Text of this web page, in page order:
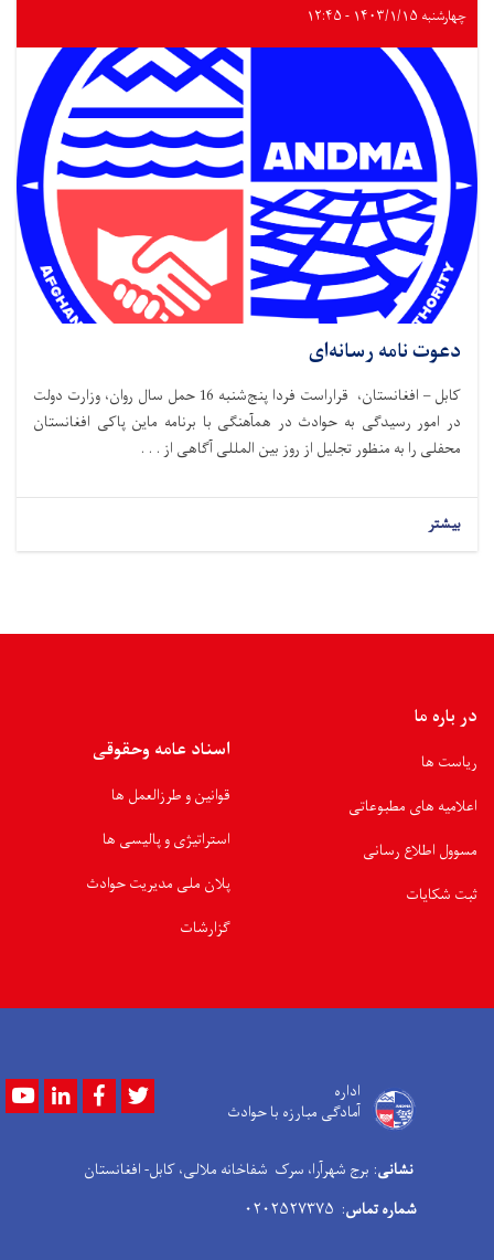
چهارشنبه ۱۴۰۳/۱/۱۵ - ۱۲:۴۵
دعوت نامه رسانه‌ای
کابل – افغانستان، قراراست فردا پنج‌شنبه 16 حمل سال روان، وزارت دولت
در امور رسیدگی به حوادث در همآهنگی با برنامه ماین پاکی افغانستان
محفلی را به منظور تجلیل از روز بین المللی آگاهی از . . .
بیشتر
در باره ما
ریاست ها
اعلامیه های مطبوعاتی
مسوول اطلاع رسانی
ثبت شکایات
اسناد عامه وحقوقی
قوانین و طرزالعمل ها
استراتیژی و پالیسی ها
پلان ملی مدیریت حوادث
گزارشات
اداره
آمادگی مبارزه با حوادث
YoutubeLinkedInFacebook
نشانی: برج شهرآرا، سرک شفاخانه ملالی، کابل- افغانستان
شماره تماس: ۰۲۰۲۵۲۷۳۷۵